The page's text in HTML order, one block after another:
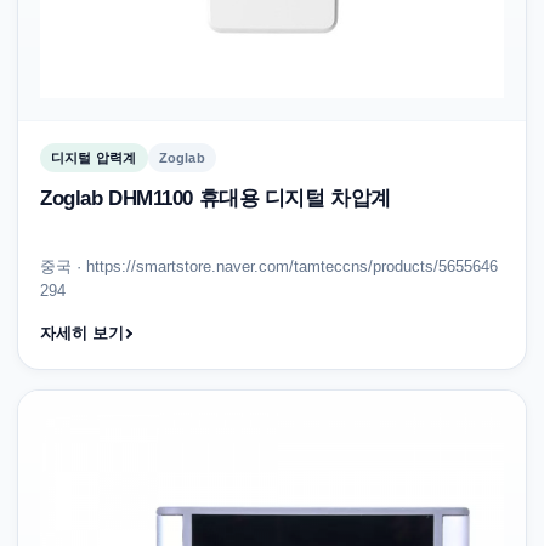
디지털 압력계 Zoglab
Zoglab DHM1100 휴대용 디지털 차압계
중국 · https://smartstore.naver.com/tamteccns/products/5655646
294
자세히 보기